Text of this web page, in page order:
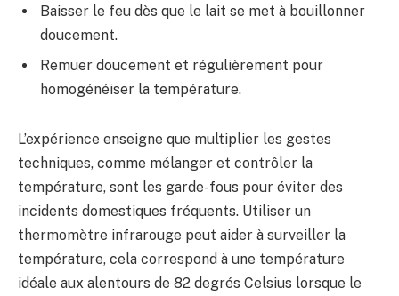
Baisser le feu dès que le lait se met à bouillonner
doucement.
Remuer doucement et régulièrement pour
homogénéiser la température.
L’expérience enseigne que multiplier les gestes
techniques, comme mélanger et contrôler la
température, sont les garde-fous pour éviter des
incidents domestiques fréquents. Utiliser un
thermomètre infrarouge peut aider à surveiller la
température, cela correspond à une température
idéale aux alentours de 82 degrés Celsius lorsque le